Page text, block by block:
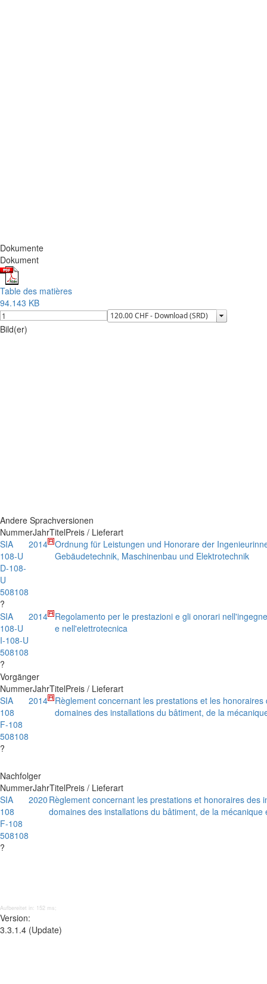
Dokumente
Dokument
Table des matières
94.143 KB
Bild(er)
Andere Sprachversionen
NummerJahrTitelPreis / Lieferart
SIA
108-U
D-108-
U
508108
?
2014 Ordnung für Leistungen und Honorare der
Gebäudetechnik, Maschinenbau und Elektrotechnik
SIA
108-U
I-108-U
508108
?
2014
Regolamento per le prestazioni e gli onorari
e nell'elettrotecnica
Vorgänger
NummerJahrTitelPreis / Lieferart
SIA
108
F-108
508108
?
2014
Règlement concernant les prestations et les
domaines des installations du bâtiment, de la
Nachfolger
NummerJahrTitelPreis / Lieferart
SIA
108
F-108
508108
?
2020 Règlement concernant les prestations et honoraires des
domaines des installations du bâtiment, de la mécanique
Aufbereitet in: 152 ms;
Version:
3.3.1.4 (Update)